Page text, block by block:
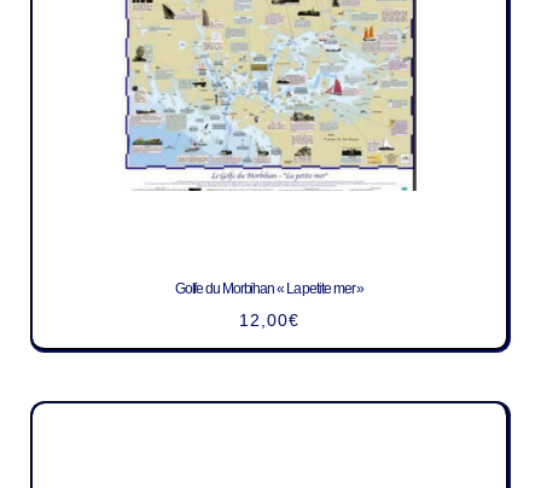
Golfe du Morbihan « La petite mer »
12,00€